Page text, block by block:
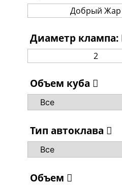
Добрый Жар
Диаметр клампа:
2
Объем куба
Тип автоклава
Объем